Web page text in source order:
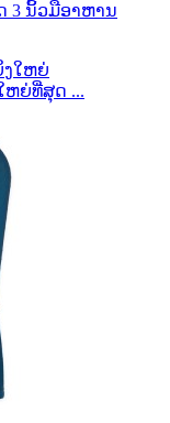
ດ 3 ນິ້ວມືອາຫານ
ຫຍ່ທີ່ສຸດ ...